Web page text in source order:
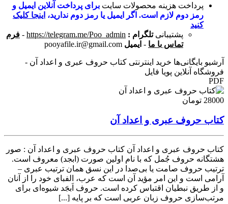
پرداخت هزینه محصولات سایت برای پرداخت آنلاین ایمیل و
رمز دوم لازم است. اگر ایمیل یا رمز دوم ندارید، اینجا کلیک
کنید
پشتیبانی تلگرام : https://telegram.me/Poo_admin
- فرم
تماس با ما - ایمیل pooyafile.ir@gmail.com
آرشیو بایگانی‌ها خرید اینترنتی کتاب حروف عبری و اعداد آن -
فروشگاه آنلاین پویا فایل
PDF
28000 تومان
کتاب حروف عبری و اعداد آن
کتاب حروف عبری و اعداد آن کتاب حروف عبری و اعداد آن : صور
هشتگانه حروف جُمل که با نام اولین صورت (ابجد) معروف است.
ترتیب حروف صامت یا بی‌صدا در این نسق همان ترتیب عبری –
آرامی است و این امر مؤید آن است که عرب، الفبای خود را از آنان
و از طریق نبطیان اقتباس کرده‌ است. حروف اَبجَد شیوه‌ای برای
مرتب‌سازی حروف زبان عربی است که بر پایه [...]